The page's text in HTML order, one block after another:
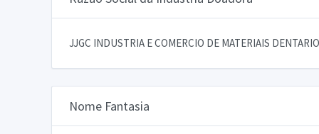
JJGC INDUSTRIA E COMERCIO DE MATERIAIS
Nome Fantasia